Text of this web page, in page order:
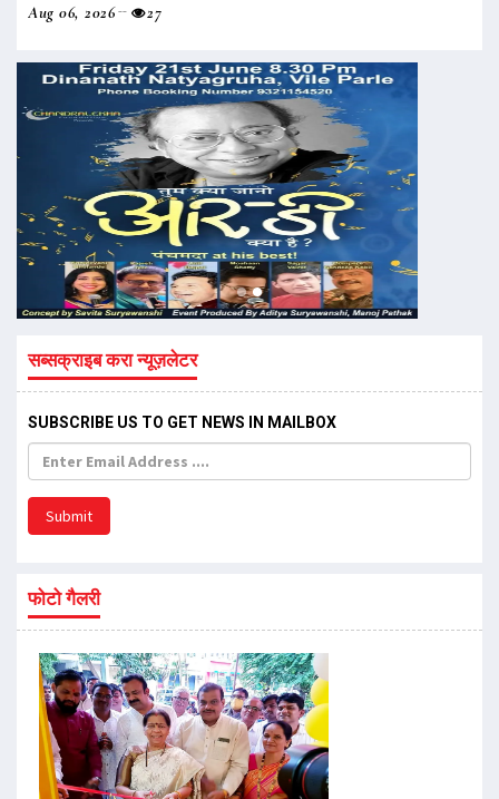
Aug 06, 2026
27
सब्सक्राइब करा न्यूज़लेटर
SUBSCRIBE US TO GET NEWS IN MAILBOX
Submit
फोटो गैलरी